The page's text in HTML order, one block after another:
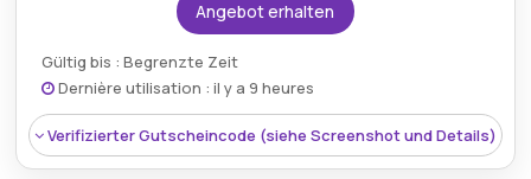
Nicht mit anderen Aktionen
kombinierbar
Bedingungen:Voir les conditions générales sur le
site du marchand.
Angebot erhalten
Gültig bis : Begrenzte Zeit
Dernière utilisation : il y a 9 heures
Verifizierter Gutscheincode (siehe Screenshot und Details)